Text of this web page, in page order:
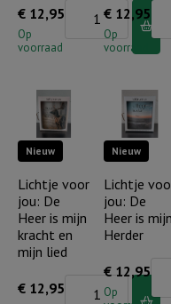
ervaren
€ 12,95
Op
voorraad
Lichtje
heeft
een
met
leven
aantal
€ 12,95
Op
voorraad
voor
jou:
is
en
Nieuw
Lichtje voor
jou: De
Heer is mijn
kracht en
mijn lied
€ 12,95
Nieuw
Lichtje
jou: De
Heer is mijn
Herder
€ 12,95
Op
voor